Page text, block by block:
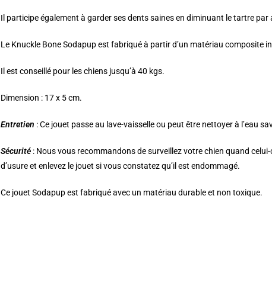
Il participe également à garder ses dents saines en diminuant le tartre par
Le Knuckle Bone Sodapup est fabriqué à partir d’un matériau composite
Il est conseillé pour les chiens jusqu’à 40 kgs.
Dimension : 17 x 5 cm.
Entretien : Ce jouet passe au lave-vaisselle ou peut être nettoyer à l’eau
Sécurité : Nous vous recommandons de surveillez votre chien quand
d’usure et enlevez le jouet si vous constatez qu’il est endommagé.
Ce jouet Sodapup est fabriqué avec un matériau durable et non toxique.